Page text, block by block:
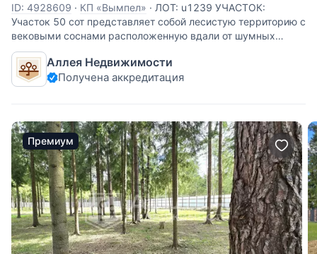
ID: 4928609 · КП «Вымпел» · ЛОТ: u1239 УЧАСТОК:
Участок 50 сот представляет собой лесистую территорию с
вековыми соснами расположенную вдали от шумных
дорог. Особенностью участка является его широкая
фасадная часть. ОПИСАНИЕ ПОСЁЛКА: Поселок Вымпел
расположен на 14 км от
Аллея Недвижимости
Получена аккредитация
Премиум